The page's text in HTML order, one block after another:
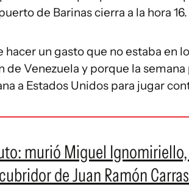
de Barinas cierra a la hora 16.
un gasto que no estaba en
de Venezuela y porque la
a Estados Unidos para jugar
murió Miguel
de Juan Ramón